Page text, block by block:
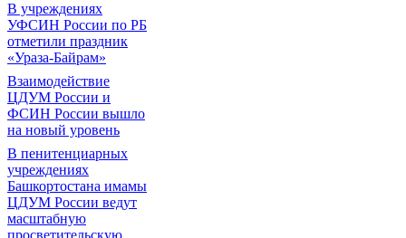
В учреждениях
УФСИН России по РБ
отметили праздник
«Ураза-Байрам»
Взаимодействие
ЦДУМ России и
ФСИН России вышло
на новый уровень
В пенитенциарных
учреждениях
Башкортостана имамы
ЦДУМ России ведут
масштабную
просветительскую